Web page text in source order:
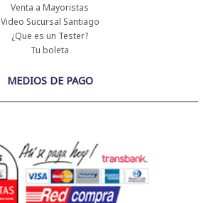
Venta a Mayoristas
Video Sucursal Santiago
¿Que es un Tester?
Tu boleta
MEDIOS DE PAGO